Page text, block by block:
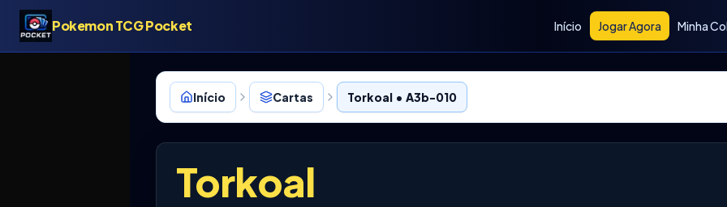
Pokemon TCG Pocket Início Jogar Agora Minha
Início Cartas Torkoal • A3b-010
Torkoal